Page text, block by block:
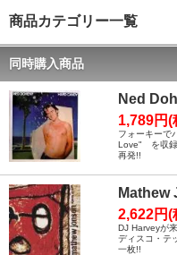
商品カテゴリー一覧
同時購入商品
Ned
1,789円(
フォーキーで
Love" を収録
再発!!
Mathew
2,622円(
DJ Harveyが
ディスコ・テ
一枚!!